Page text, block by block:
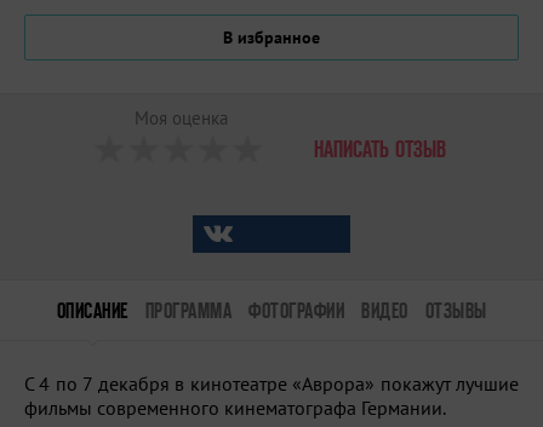
В избранное
Моя оценка
НАПИСАТЬ ОТЗЫВ
ОПИСАНИЕ ПРОГРАММА ФОТОГРАФИИ ВИДЕО ОТЗЫВЫ
С 4 по 7 декабря в кинотеатре «Аврора» покажут лучшие
фильмы современного кинематографа Германии.